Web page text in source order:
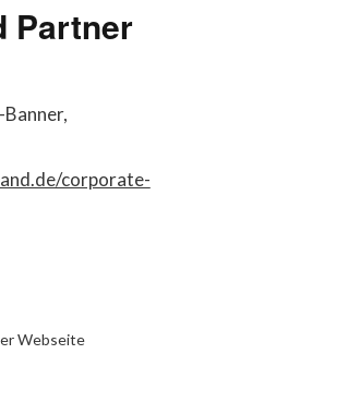
Partner
corporate-
Webseite